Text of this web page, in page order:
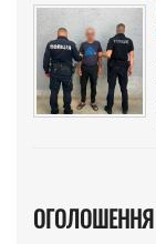
ОГОЛОШЕННЯ